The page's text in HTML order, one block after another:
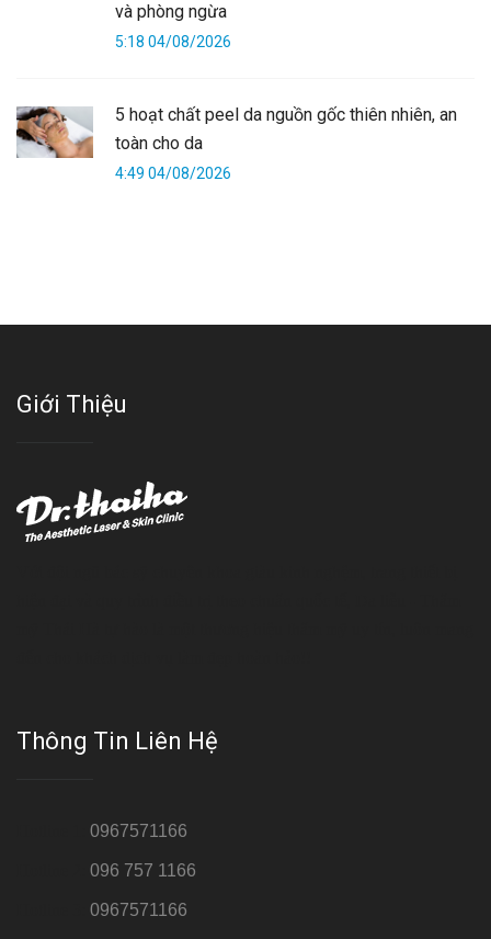
và phòng ngừa
5:18 04/08/2026
5 hoạt chất peel da nguồn gốc thiên nhiên, an
toàn cho da
4:49 04/08/2026
Giới Thiệu
Thông Tin Liên Hệ
0967571166
096 757 1166
0967571166